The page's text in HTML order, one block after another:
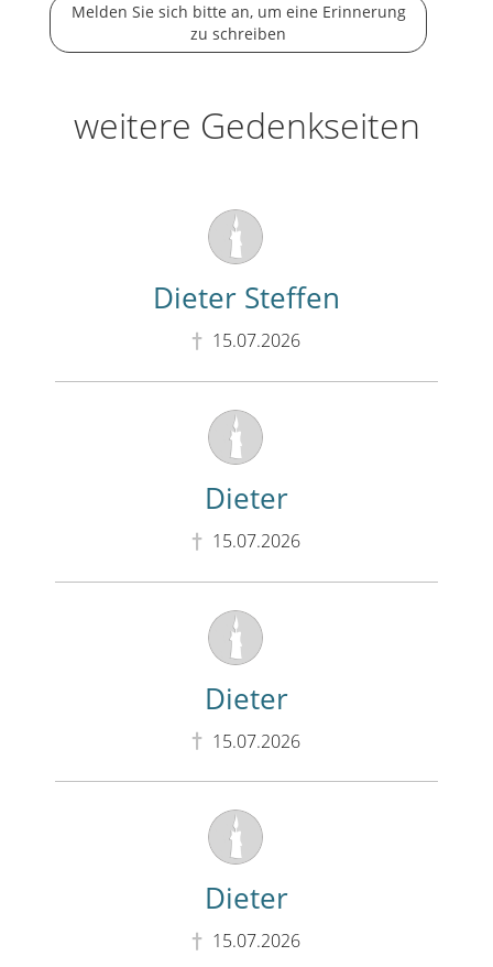
Melden Sie sich bitte an, um eine Erinnerung
zu schreiben
weitere Gedenkseiten
Dieter Steffen
15.07.2026
Dieter
15.07.2026
Dieter
15.07.2026
Dieter
15.07.2026